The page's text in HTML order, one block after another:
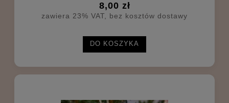
8,00 zł
zawiera 23% VAT, bez kosztów dostawy
DO KOSZYKA